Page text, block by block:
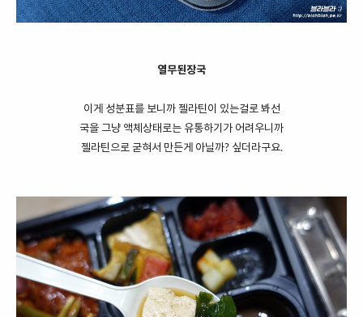
열무된장국
이게 성분표를 보니까 젤라틴이 있는걸로 봐선
국을 그냥 액체상태로는 유통하기가 어려우니까
젤라틴으로 굳혀서 만든게 아닐까? 싶더라구요.